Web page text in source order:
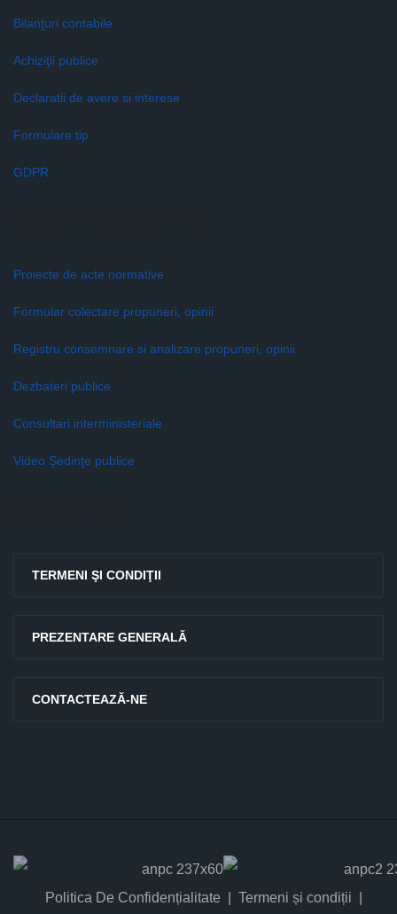
Bilanţuri contabile
Achiziţii publice
Declaratii de avere si interese
Formulare tip
GDPR
Proiecte de acte normative
Formular colectare propuneri, opinii
Registru consemnare si analizare propuneri, opinii
Dezbateri publice
Consultari interministeriale
Video Şedinţe publice
TERMENI ŞI CONDIŢII
PREZENTARE GENERALĂ
CONTACTEAZĂ-NE
Politica De Confidențialitate Termeni și condiții